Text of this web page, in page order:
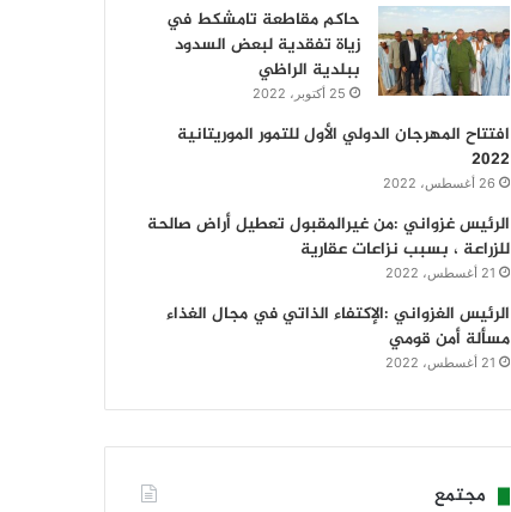
حاكم مقاطعة تامشكط في
زياة تفقدية لبعض السدود
ببلدية الراظي
25 أكتوبر، 2022
افتتاح المهرجان الدولي الأول للتمور الموريتانية
2022
26 أغسطس، 2022
الرئيس غزواني :من غيرالمقبول تعطيل أراض صالحة
للزراعة ، بسبب نزاعات عقارية
21 أغسطس، 2022
الرئيس الغزواني :الإكتفاء الذاتي في مجال الغذاء
مسألة أمن قومي
21 أغسطس، 2022
مجتمع